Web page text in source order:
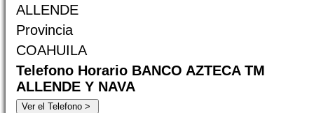
ALLENDE
Provincia
COAHUILA
Telefono Horario BANCO AZTECA TM
ALLENDE Y NAVA